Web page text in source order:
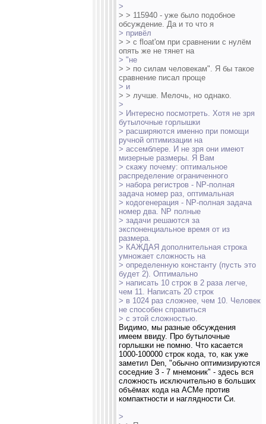
>
> > 115940 - уже было подобное
обсуждение. Да и то что я
> привёл
> > с float'ом при сравнении с нулём
опять же не тянет на
> "не
> > по силам человекам". Я бы такое
сравнение писал проще
> и
> > лучше. Мелочь, но однако.
>
> Интересно посмотреть. Хотя не зря
бутылочные горлышки
> расширяются именно при помощи
ручной оптимизации на
> ассемблере. И не зря они имеют
мизерные размеры. Я Вам
> скажу почему: оптимальное
распределение ограниченного
> набора регистров - NP-полная
задача номер раз, оптимальная
> кодогенерация - NP-полная задача
номер два. NP полные
> задачи решаются за
экспоненциальное время от из
размера.
> КАЖДАЯ дополнительная строка
умножает сложность на
> определенную константу (пусть это
будет 2). Оптимально
> написать 10 строк в 2 раза легче,
чем 11. Написать 20 строк
> в 1024 раз сложнее, чем 10. Человек
не способен справиться
> с этой сложностью.
Видимо, мы разные обсуждения
имеем ввиду. Про бутылочные
горлышки не помню. Что касается
1000-100000 строк кода, то, как уже
заметил Den, "обычно оптимизируются
соседние 3 - 7 мнемоник" - здесь вся
сложность исключительно в больших
объёмах кода на АСМе против
компактности и наглядности Си.
>